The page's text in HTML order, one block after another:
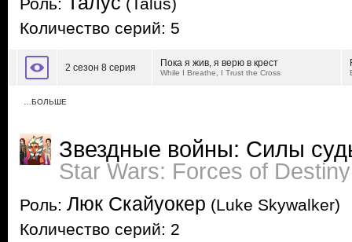
Роль:
(Talus)
Количество серий: 5
2 сезон 8 серия Пока я жив, я верю в крест
While I Breathe, I Trust the Cross
…БОЛЬШЕ
Звездные войны: Силы
Star Wars: Forces of Destiny
Роль: Люк Скайуокер (Luke Skywalker)
Количество серий: 2